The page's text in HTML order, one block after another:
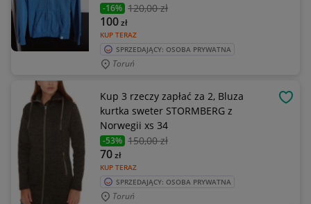
-16% 120,00 zł
KUP TERAZ
100zł
SPRZEDAJĄCY: OSOBA PRYWATNA
Toruń
Kup 3 rzeczy zapłać za 2, Bluza
kurtka sweter STORMBERG z
Norwegii xs 34
-53% 150,00 zł
KUP TERAZ
70zł
SPRZEDAJĄCY: OSOBA PRYWATNA
Toruń